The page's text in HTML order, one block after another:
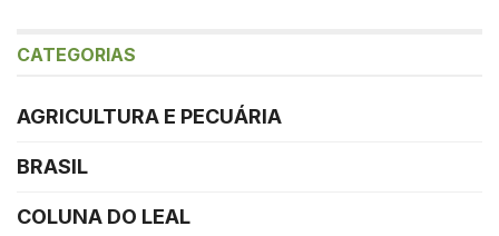
CATEGORIAS
AGRICULTURA E PECUÁRIA
BRASIL
COLUNA DO LEAL